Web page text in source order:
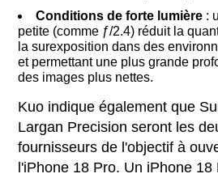
Conditions de forte lumière :
petite (comme ƒ/2.4) réduit la
la surexposition dans des
et permettant une plus grande
des images plus nettes.
Kuo indique également que
Largan Precision seront les
fournisseurs de l'objectif à
l'iPhone 18 Pro. Un iPhone 18